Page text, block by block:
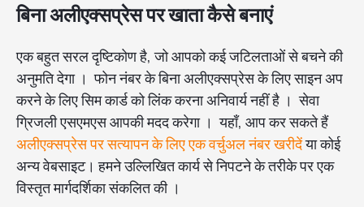
बिना अलीएक्सप्रेस पर खाता कैसे बनाएं
एक बहुत सरल दृष्टिकोण है, जो आपको कई जटिलताओं से बचने की
अनुमति देगा । फोन नंबर के बिना अलीएक्सप्रेस के लिए साइन अप
करने के लिए सिम कार्ड को लिंक करना अनिवार्य नहीं है । सेवा
ग्रिजली एसएमएस आपकी मदद करेगा । यहाँ, आप कर सकते हैं
अलीएक्सप्रेस पर सत्यापन के लिए एक वर्चुअल नंबर खरीदेंया कोई
अन्य वेबसाइट। हमने उल्लिखित कार्य से निपटने के तरीके पर एक
विस्तृत मार्गदर्शिका संकलित की ।